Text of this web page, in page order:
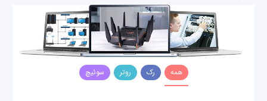
همه رک روتر سوئیچ